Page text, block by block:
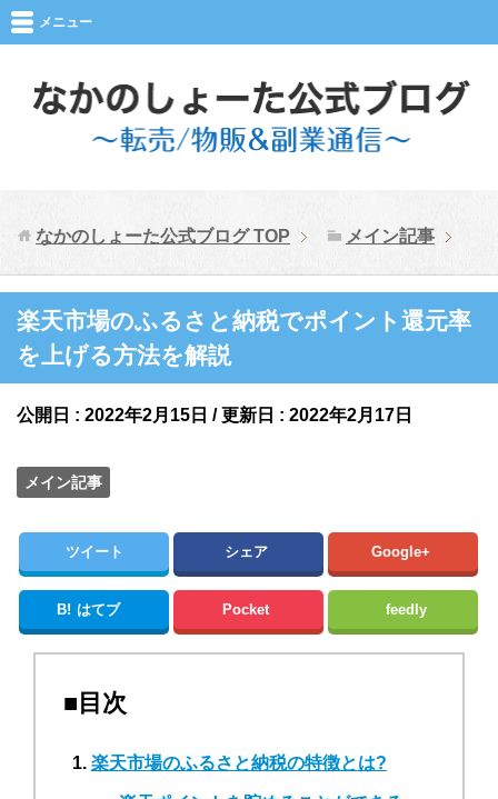
メニュー
なかのしょーた公式ブログTOP メイン記事
楽天市場のふるさと納税でポイント還元率
を上げる方法を解説
公開日 : 2022年2月15日 / 更新日 : 2022年2月17日
メイン記事
ツイート シェア Google+
B! はてブ Pocket feedly
■目次
楽天市場のふるさと納税の特徴とは?